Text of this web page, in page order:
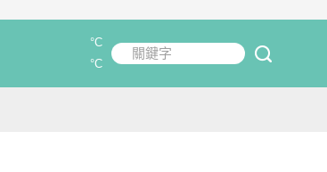
關鍵字
°C
°C